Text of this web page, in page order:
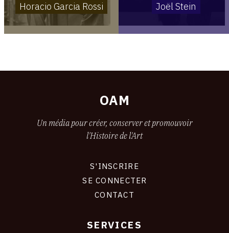
Horacio Garcia Rossi Joël Stein
OAM
Un média pour créer, conserver et promouvoir
l'Histoire de l'Art
S'INSCRIRE
SE CONNECTER
CONTACT
SERVICES